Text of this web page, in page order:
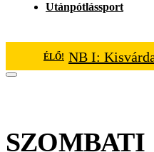
Utánpótlássport
ÉLŐ! NB I:
SZOMBATI